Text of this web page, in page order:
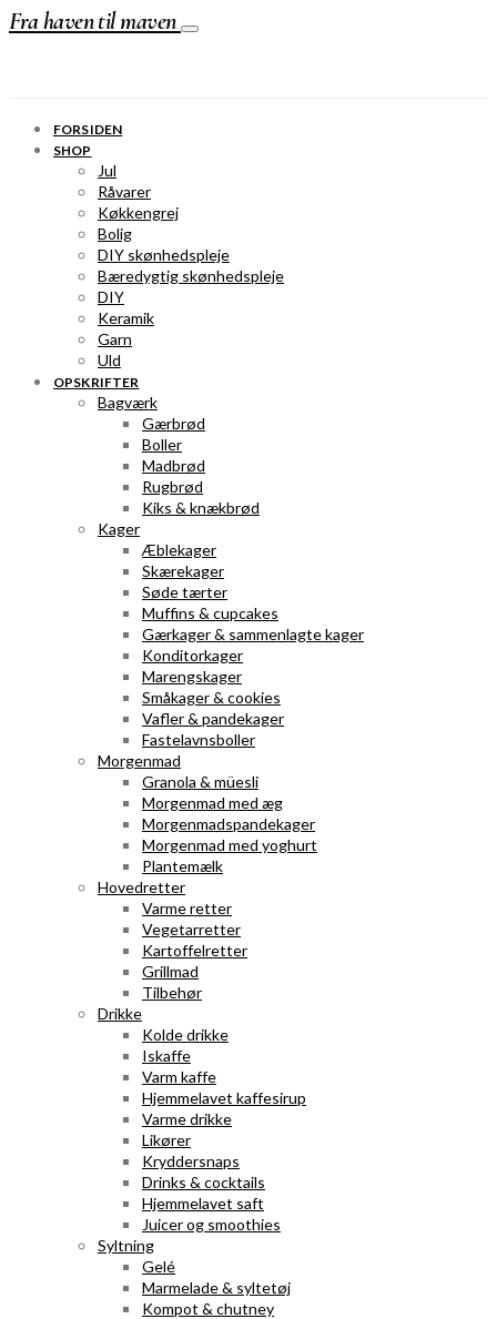
Fra haven til maven
FORSIDEN
SHOP
Jul
Råvarer
Køkkengrej
Bolig
DIY skønhedspleje
Bæredygtig skønhedspleje
DIY
Keramik
Garn
Uld
OPSKRIFTER
Bagværk
Gærbrød
Boller
Madbrød
Rugbrød
Kiks & knækbrød
Kager
Æblekager
Skærekager
Søde tærter
Muffins & cupcakes
Gærkager & sammenlagte kager
Konditorkager
Marengskager
Småkager & cookies
Vafler & pandekager
Fastelavnsboller
Morgenmad
Granola & müesli
Morgenmad med æg
Morgenmadspandekager
Morgenmad med yoghurt
Plantemælk
Hovedretter
Varme retter
Vegetarretter
Kartoffelretter
Grillmad
Tilbehør
Drikke
Kolde drikke
Iskaffe
Varm kaffe
Hjemmelavet kaffesirup
Varme drikke
Likører
Kryddersnaps
Drinks & cocktails
Hjemmelavet saft
Juicer og smoothies
Syltning
Gelé
Marmelade & syltetøj
Kompot & chutney